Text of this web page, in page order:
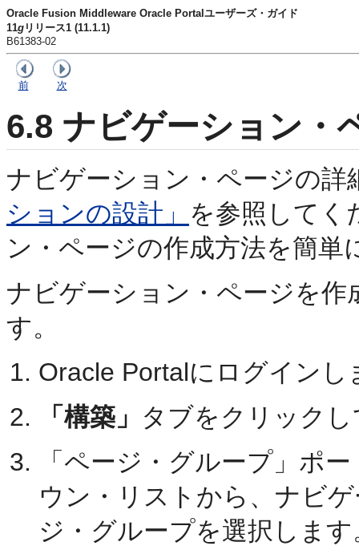
Oracle Fusion Middleware Oracle Portalユーザーズ・ガイド
11g リリース1 (11.1.1)
B61383-02
前 次
6.8 ナビゲーション・
ナビゲーション・ページの詳
ションの設計」 を参照してく
ン・ページの作成方法を簡単
ナビゲーション・ページを
す。
Oracle Portalにログインし
「構築」 タブをクリック
「ページ・グループ」ポ
ウン・リストから、ナビ
ジ・グループを選択します